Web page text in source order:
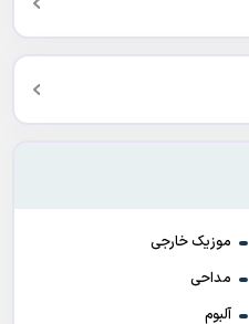
موزیک خارجی
مداحی
آلبوم